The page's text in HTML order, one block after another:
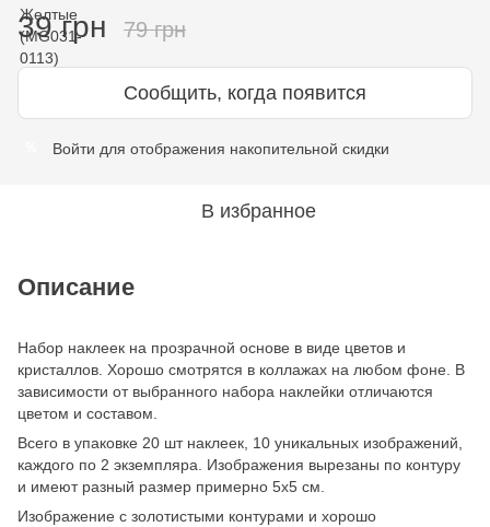
39 грн 79 грн
Сообщить, когда появится
Войти для отображения накопительной скидки
В избранное
Описание
Набор наклеек на прозрачной основе в виде цветов и
кристаллов. Хорошо смотрятся в коллажах на любом фоне. В
зависимости от выбранного набора наклейки отличаются
цветом и составом.
Всего в упаковке 20 шт наклеек, 10 уникальных изображений,
каждого по 2 экземпляра. Изображения вырезаны по контуру
и имеют разный размер примерно 5х5 см.
Изображение с золотистыми контурами и хорошо